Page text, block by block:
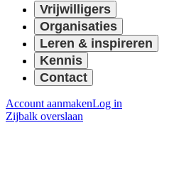
Vrijwilligers
Organisaties
Leren & inspireren
Kennis
Contact
Account aanmakenLog in
Zijbalk overslaan